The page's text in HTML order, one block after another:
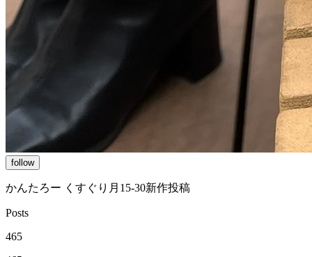
follow
かんたろー くすぐり月15-30新作投稿
Posts
465